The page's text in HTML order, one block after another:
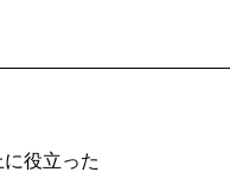
役立った